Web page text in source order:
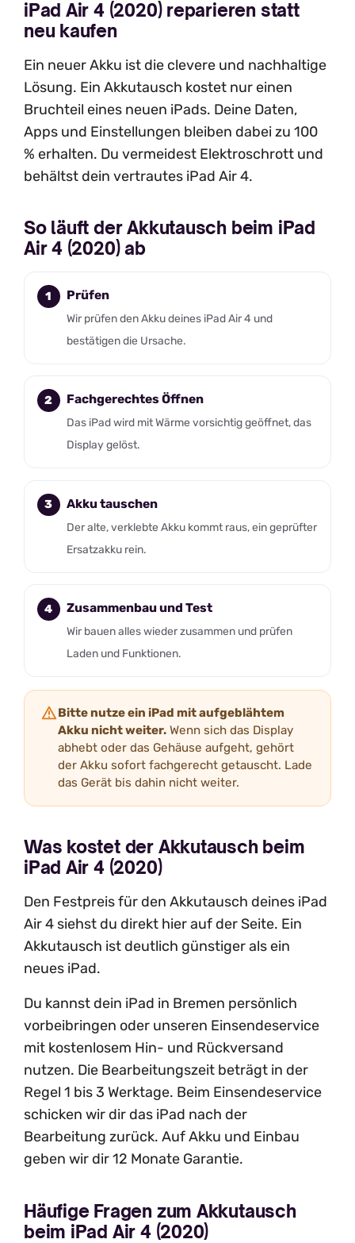
iPad Air 4 (2020) reparieren statt
neu kaufen
Ein neuer Akku ist die clevere und nachhaltige
Lösung. Ein Akkutausch kostet nur einen
Bruchteil eines neuen iPads. Deine Daten,
Apps und Einstellungen bleiben dabei zu 100
% erhalten. Du vermeidest Elektroschrott und
behältst dein vertrautes iPad Air 4.
So läuft der Akkutausch beim iPad
Air 4 (2020) ab
Prüfen
Wir prüfen den Akku deines iPad Air 4 und
bestätigen die Ursache.
Fachgerechtes Öffnen
Das iPad wird mit Wärme vorsichtig geöffnet, das
Display gelöst.
Akku tauschen
Der alte, verklebte Akku kommt raus, ein geprüfter
Ersatzakku rein.
Zusammenbau und Test
Wir bauen alles wieder zusammen und prüfen
Laden und Funktionen.
Bitte nutze ein iPad mit aufgeblähtem
Akku nicht weiter. Wenn sich das Display
abhebt oder das Gehäuse aufgeht, gehört
der Akku sofort fachgerecht getauscht. Lade
das Gerät bis dahin nicht weiter.
Was kostet der Akkutausch beim
iPad Air 4 (2020)
Den Festpreis für den Akkutausch deines iPad
Air 4 siehst du direkt hier auf der Seite. Ein
Akkutausch ist deutlich günstiger als ein
neues iPad.
Du kannst dein iPad in Bremen persönlich
vorbeibringen oder unseren Einsendeservice
mit kostenlosem Hin- und Rückversand
nutzen. Die Bearbeitungszeit beträgt in der
Regel 1 bis 3 Werktage. Beim Einsendeservice
schicken wir dir das iPad nach der
Bearbeitung zurück. Auf Akku und Einbau
geben wir dir 12 Monate Garantie.
Häufige Fragen zum Akkutausch
beim iPad Air 4 (2020)